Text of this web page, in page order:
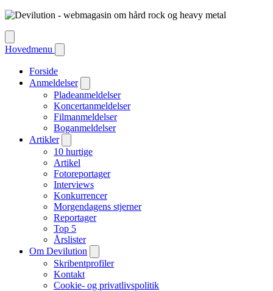
Hovedmenu
Forside
Anmeldelser
Pladeanmeldelser
Koncertanmeldelser
Filmanmeldelser
Boganmeldelser
Artikler
10 hurtige
Artikel
Fotoreportager
Interviews
Konkurrencer
Morgendagens stjerner
Reportager
Top 5
Årslister
Om Devilution
Skribentprofiler
Kontakt
Cookie- og privatlivspolitik